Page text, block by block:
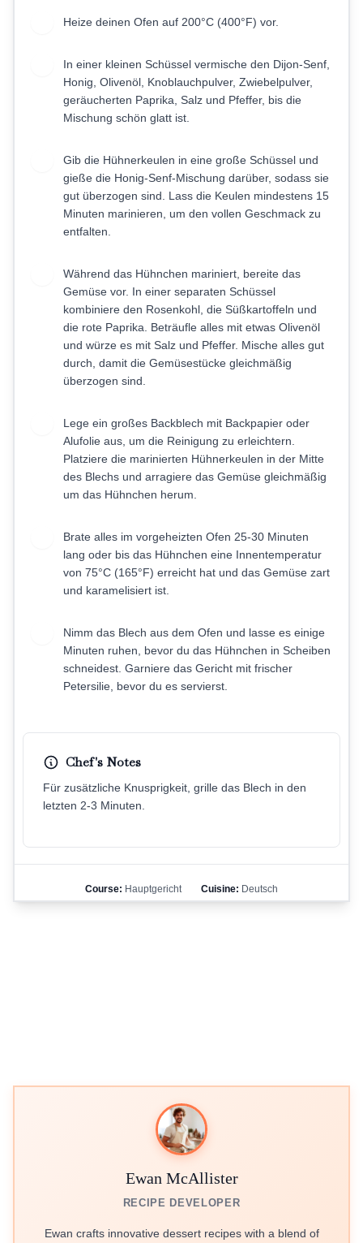
Heize deinen Ofen auf 200°C (400°F) vor.
In einer kleinen Schüssel vermische den Dijon-Senf,
Honig, Olivenöl, Knoblauchpulver, Zwiebelpulver,
geräucherten Paprika, Salz und Pfeffer, bis die
Mischung schön glatt ist.
Gib die Hühnerkeulen in eine große Schüssel und
gieße die Honig-Senf-Mischung darüber, sodass sie
gut überzogen sind. Lass die Keulen mindestens 15
Minuten marinieren, um den vollen Geschmack zu
entfalten.
Während das Hühnchen mariniert, bereite das
Gemüse vor. In einer separaten Schüssel
kombiniere den Rosenkohl, die Süßkartoffeln und
die rote Paprika. Beträufle alles mit etwas Olivenöl
und würze es mit Salz und Pfeffer. Mische alles gut
durch, damit die Gemüsestücke gleichmäßig
überzogen sind.
Lege ein großes Backblech mit Backpapier oder
Alufolie aus, um die Reinigung zu erleichtern.
Platziere die marinierten Hühnerkeulen in der Mitte
des Blechs und arragiere das Gemüse gleichmäßig
um das Hühnchen herum.
Brate alles im vorgeheizten Ofen 25-30 Minuten
lang oder bis das Hühnchen eine Innentemperatur
von 75°C (165°F) erreicht hat und das Gemüse zart
und karamelisiert ist.
Nimm das Blech aus dem Ofen und lasse es einige
Minuten ruhen, bevor du das Hühnchen in Scheiben
schneidest. Garniere das Gericht mit frischer
Petersilie, bevor du es servierst.
Chef's Notes
Für zusätzliche Knusprigkeit, grille das Blech in den
letzten 2-3 Minuten.
Course: Hauptgericht Cuisine: Deutsch
Ewan McAllister
RECIPE DEVELOPER
Ewan crafts innovative dessert recipes with a blend of